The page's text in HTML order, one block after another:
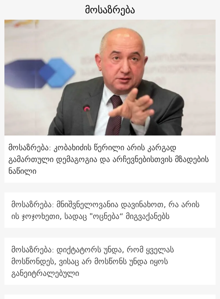
მოსაზრება
მოსაზრება: კობახიძის წერილი არის კარგად
გამართული დემაგოგია და არჩევნებისთვის მზადების
ნაწილი
მოსაზრება: მნიშვნელოვანია დავინახოთ, რა არის
ის ჯოჯოხეთი, სადაც "ოცნება“ მიგვაქანებს
მოსაზრება: დიქტატორს უნდა, რომ ყველას
მოსწონდეს, ვისაც არ მოსწონს უნდა იყოს
განეიტრალებული